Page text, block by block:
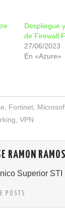
Despliegue
de Firewall
27/06/2023
En «Azure»
Fortinet
VPN
RAMON
Superior STI
POSTS